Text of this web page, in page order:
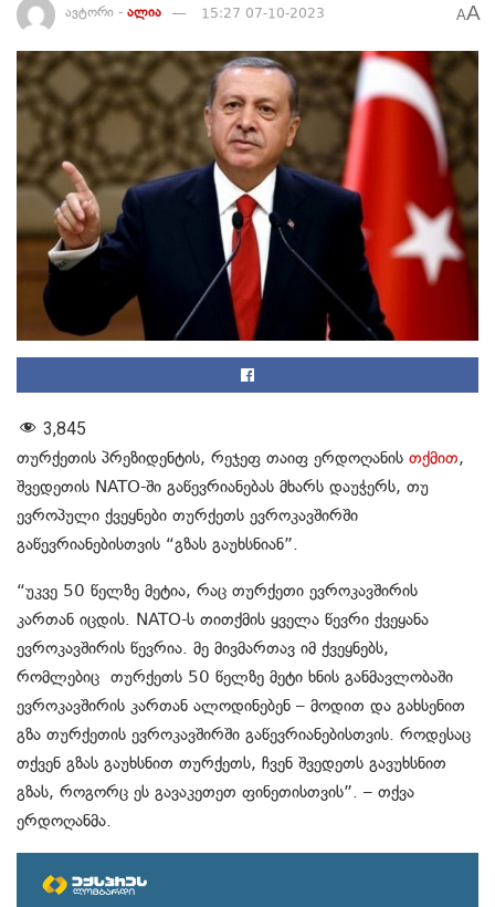
ავტორი - ალია 15:27 07-10-2023 AA
3,845
თურქეთის პრეზიდენტის, რეჯეფ თაიფ ერდოღანის თქმით,
შვედეთის NATO-ში გაწევრიანებას მხარს დაუჭერს, თუ
ევროპული ქვეყნები თურქეთს ევროკავშირში
გაწევრიანებისთვის “გზას გაუხსნიან”.
“უკვე 50 წელზე მეტია, რაც თურქეთი ევროკავშირის
კართან იცდის. NATO-ს თითქმის ყველა წევრი ქვეყანა
ევროკავშირის წევრია. მე მივმართავ იმ ქვეყნებს,
რომლებიც თურქეთს 50 წელზე მეტი ხნის განმავლობაში
ევროკავშირის კართან ალოდინებენ – მოდით და გახსენით
გზა თურქეთის ევროკავშირში გაწევრიანებისთვის. როდესაც
თქვენ გზას გაუხსნით თურქეთს, ჩვენ შვედეთს გავუხსნით
გზას, როგორც ეს გავაკეთეთ ფინეთისთვის”. – თქვა
ერდოღანმა.